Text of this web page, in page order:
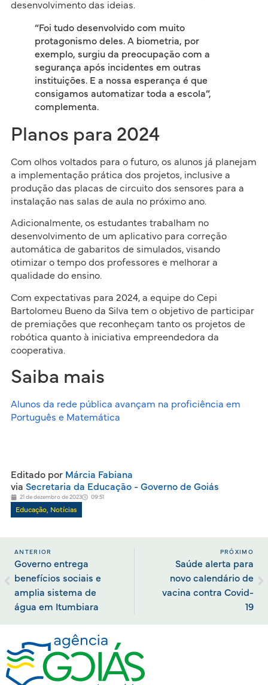
desenvolvimento das ideias.
“Foi tudo desenvolvido com muito
protagonismo deles. A biometria, por
exemplo, surgiu da preocupação com a
segurança após incidentes em outras
instituições. E a nossa esperança é que
consigamos automatizar toda a escola”,
complementa.
Planos para 2024
Com olhos voltados para o futuro, os alunos já planejam
a implementação prática dos projetos, inclusive a
produção das placas de circuito dos sensores para a
instalação nas salas de aula no próximo ano.
Adicionalmente, os estudantes trabalham no
desenvolvimento de um aplicativo para correção
automática de gabaritos de simulados, visando
otimizar o tempo dos professores e melhorar a
qualidade do ensino.
Com expectativas para 2024, a equipe do Cepi
Bartolomeu Bueno da Silva tem o objetivo de participar
de premiações que reconheçam tanto os projetos de
robótica quanto à iniciativa empreendedora da
cooperativa.
Saiba mais
Alunos da rede pública avançam na proficiência em
Português e Matemática
Editado porMárcia Fabiana
via Secretaria da Educação - Governo de Goiás
21 de dezembro de 2023 09:51
Educação, Notícias
ANTERIOR
Governo entrega
benefícios sociais e
amplia sistema de
água em Itumbiara
PRÓXIMO
Saúde alerta para
novo calendário de
vacina contra Covid-
19